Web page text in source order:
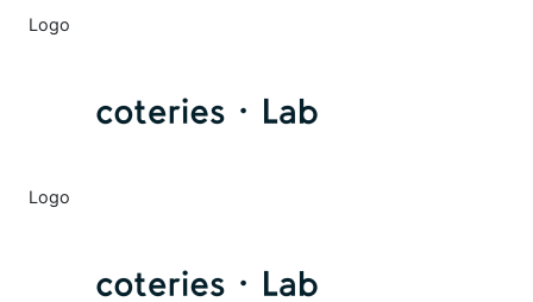
Logo
Logo